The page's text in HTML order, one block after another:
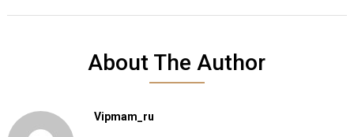
About The Author
Vipmam_ru